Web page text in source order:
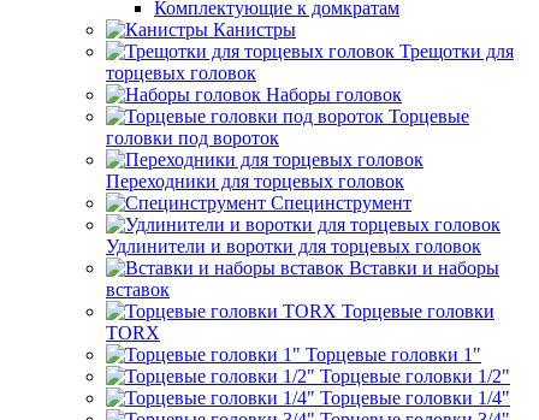
Комплектующие к домкратам
Канистры
Трещотки для
торцевых головок
Наборы головок
Торцевые
головки под вороток
Переходники для торцевых головок
Специнструмент
Удлинители и воротки для торцевых головок
Вставки и наборы
вставок
Торцевые головки
TORX
Торцевые головки 1"
Торцевые головки 1/2"
Торцевые головки 1/4"